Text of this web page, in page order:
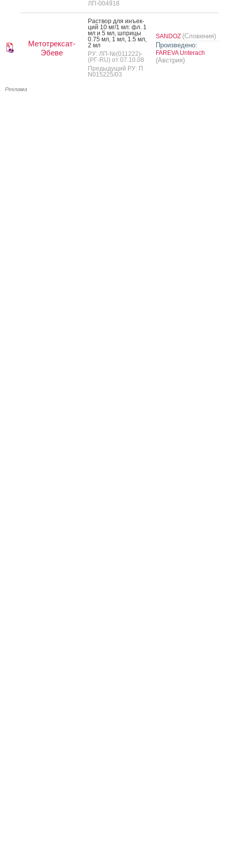
ЛП-004918
Метотрексат-
Эбеве
Рас­твор для инъ­ек­
ций 10 мг/1 мл: фл. 1
мл и 5 мл, шпри­цы
0.75 мл, 1 мл, 1.5 мл,
2 мл
РУ: ЛП-№(011222)-
(РГ-RU) от 07.10.08
Предыдущий РУ: П
N015225/03
SANDOZ (Словения)
Произведено:
FAREVA Unterach
(Австрия)
Реклама